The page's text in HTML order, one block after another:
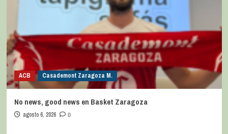
ACB Casademont Zaragoza M.
No news, good news en Basket Zaragoza
agosto 6, 2026 0